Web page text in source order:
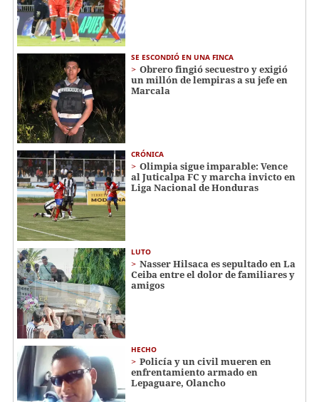
SE ESCONDIÓ EN UNA FINCA
Obrero fingió secuestro y exigió
un millón de lempiras a su jefe en
Marcala
CRÓNICA
Olimpia sigue imparable: Vence
al Juticalpa FC y marcha invicto en
Liga Nacional de Honduras
LUTO
Nasser Hilsaca es sepultado en La
Ceiba entre el dolor de familiares y
amigos
HECHO
Policía y un civil mueren en
enfrentamiento armado en
Lepaguare, Olancho